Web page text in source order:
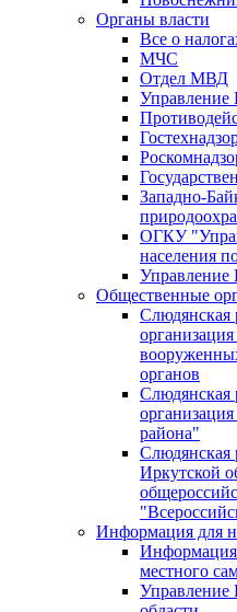
Органы власти
Все о
МЧС
Отдел МВД
Западно-
ОГКУ
населения
Управление
Общественные
Слюдянская
органов
Слюдянская
района"
Слюдянская
Иркутской
Информация для
Информация
местного
Управление